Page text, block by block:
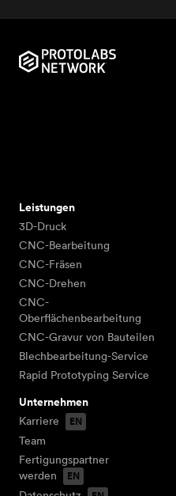
Leistungen
3D-Druck
CNC-Bearbeitung
CNC-Fräsen
CNC-Drehen
CNC-
Oberflächenbearbeitung
CNC-Gravur von Bauteilen
Blechbearbeitung-Service
Rapid Prototyping Service
Unternehmen
Karriere
Team
Fertigungspartner
werden